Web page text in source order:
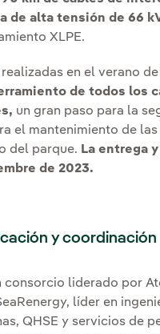
de alta tensión de 66
XLPE.
en el verano
de todos los
un gran paso para la
el mantenimiento de
del parque. La entrega
de 2023.
y coordinación
consorcio liderado por
líder en
QHSE y servicios de